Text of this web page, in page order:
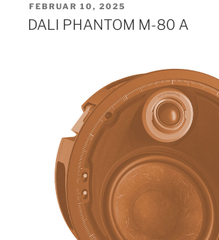
VERÖFFENTLICHT
AM
FEBRUAR 10, 2025
DALI PHANTOM M-80 A